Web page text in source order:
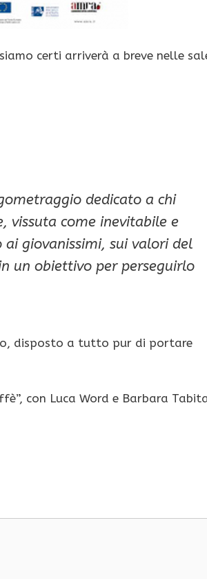
certi arriverà a breve nelle
dedicato a chi
vissuta come inevitabile e
giovanissimi, sui valori del
un obiettivo per perseguirlo
disposto a tutto pur di portare
con Luca Word e Barbara